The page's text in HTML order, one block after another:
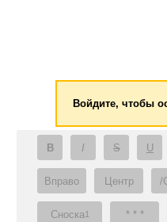
Войдите, чтобы
B I S U
Вправо Центр /
Сноска1 * * *